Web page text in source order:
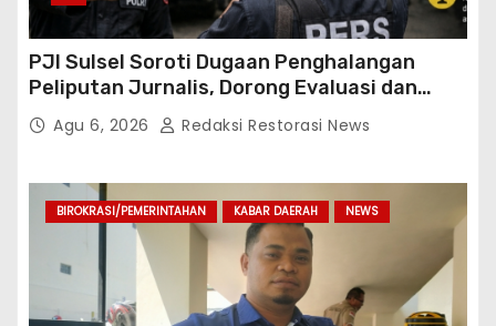
PJI Sulsel Soroti Dugaan Penghalangan
Peliputan Jurnalis, Dorong Evaluasi dan
Penguatan Kemitraan Polri-Pers
Agu 6, 2026 Redaksi Restorasi News
BIROKRASI/PEMERINTAHAN KABAR DAERAH NEWS